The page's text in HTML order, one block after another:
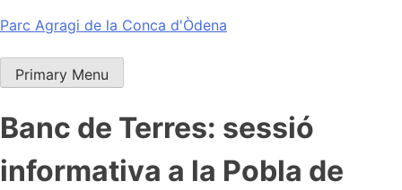
Skip
content
Parc Agragi de la Conca d'Òdena
Primary Menu
Banc de Terres: sessió
informativa a la Pobla de